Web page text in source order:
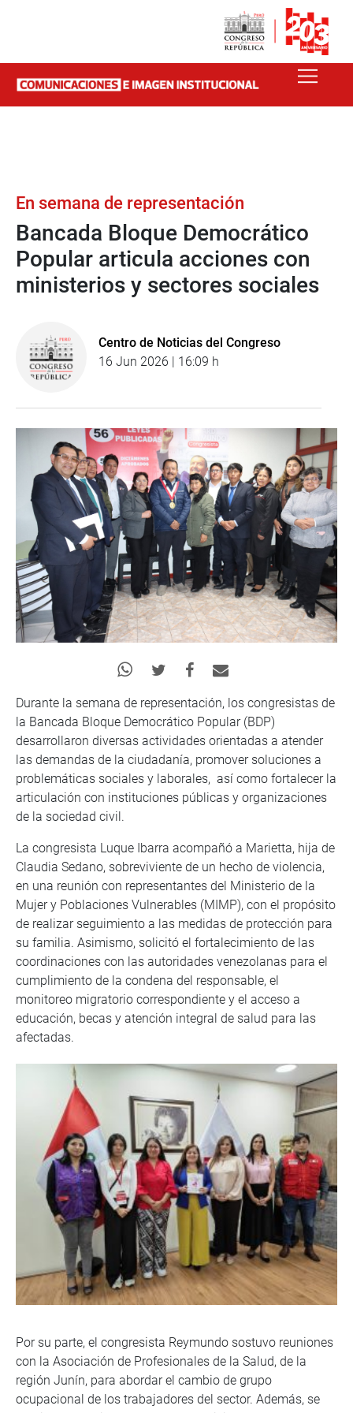
En semana de representación
Bancada Bloque Democrático
Popular articula acciones con
ministerios y sectores sociales
Centro de Noticias del Congreso
16 Jun 2026 | 16:09 h
Durante la semana de representación, los congresistas de
la Bancada Bloque Democrático Popular (BDP)
desarrollaron diversas actividades orientadas a atender
las demandas de la ciudadanía, promover soluciones a
problemáticas sociales y laborales, así como fortalecer la
articulación con instituciones públicas y organizaciones
de la sociedad civil.
La congresista Luque Ibarra acompañó a Marietta, hija de
Claudia Sedano, sobreviviente de un hecho de violencia,
en una reunión con representantes del Ministerio de la
Mujer y Poblaciones Vulnerables (MIMP), con el propósito
de realizar seguimiento a las medidas de protección para
su familia. Asimismo, solicitó el fortalecimiento de las
coordinaciones con las autoridades venezolanas para el
cumplimiento de la condena del responsable, el
monitoreo migratorio correspondiente y el acceso a
educación, becas y atención integral de salud para las
afectadas.
Por su parte, el congresista Reymundo sostuvo reuniones
con la Asociación de Profesionales de la Salud, de la
región Junín, para abordar el cambio de grupo
ocupacional de los trabajadores del sector. Además, se